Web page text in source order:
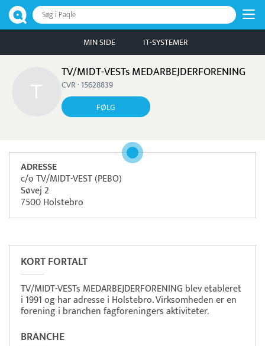
Søg i Paqle
MIN SIDE IT-SYSTEMER
TV/MIDT-VESTs MEDARBEJDERFORENING
CVR · 15628839
FØLG
ADRESSE
c/o TV/MIDT-VEST (PEBO)
Søvej 2
7500 Holstebro
KORT FORTALT
TV/MIDT-VESTs MEDARBEJDERFORENING blev etableret
i 1991 og har adresse i Holstebro. Virksomheden er en
forening i branchen fagforeningers aktiviteter.
BRANCHE